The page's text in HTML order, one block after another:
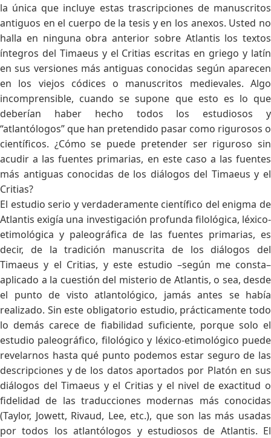
la única que incluye estas trascripciones de manuscritos
antiguos en el cuerpo de la tesis y en los anexos. Usted no
halla en ninguna obra anterior sobre Atlantis los textos
íntegros del Timaeus y el Critias escritas en griego y latín
en sus versiones más antiguas conocidas según aparecen
en los viejos códices o manuscritos medievales. Algo
incomprensible, cuando se supone que esto es lo que
deberían haber hecho todos los estudiosos y
“atlantólogos” que han pretendido pasar como rigurosos o
científicos. ¿Cómo se puede pretender ser riguroso sin
acudir a las fuentes primarias, en este caso a las fuentes
más antiguas conocidas de los diálogos del Timaeus y el
Critias?
El estudio serio y verdaderamente científico del enigma de
Atlantis exigía una investigación profunda filológica, léxico-
etimológica y paleográfica de las fuentes primarias, es
decir, de la tradición manuscrita de los diálogos del
Timaeus y el Critias, y este estudio –según me consta–
aplicado a la cuestión del misterio de Atlantis, o sea, desde
el punto de visto atlantológico, jamás antes se había
realizado. Sin este obligatorio estudio, prácticamente todo
lo demás carece de fiabilidad suficiente, porque solo el
estudio paleográfico, filológico y léxico-etimológico puede
revelarnos hasta qué punto podemos estar seguro de las
descripciones y de los datos aportados por Platón en sus
diálogos del Timaeus y el Critias y el nivel de exactitud o
fidelidad de las traducciones modernas más conocidas
(Taylor, Jowett, Rivaud, Lee, etc.), que son las más usadas
por todos los atlantólogos y estudiosos de Atlantis. El